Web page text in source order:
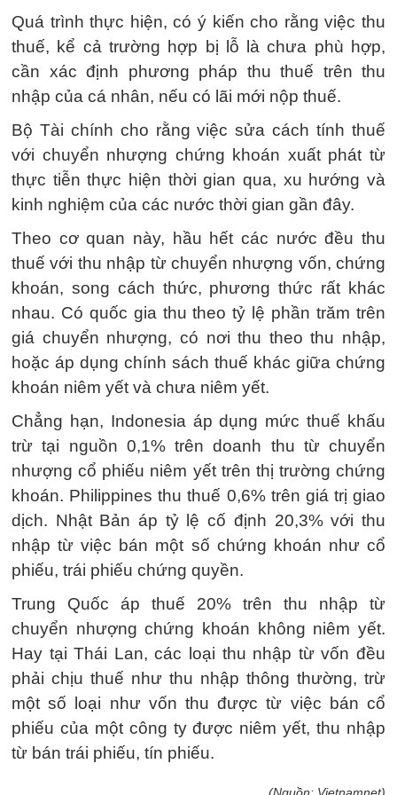
Quá trình thực hiện, có ý kiến cho rằng việc thu
thuế, kể cả trường hợp bị lỗ là chưa phù hợp,
cần xác định phương pháp thu thuế trên thu
nhập của cá nhân, nếu có lãi mới nộp thuế.
Bộ Tài chính cho rằng việc sửa cách tính thuế
với chuyển nhượng chứng khoán xuất phát từ
thực tiễn thực hiện thời gian qua, xu hướng và
kinh nghiệm của các nước thời gian gần đây.
Theo cơ quan này, hầu hết các nước đều thu
thuế với thu nhập từ chuyển nhượng vốn, chứng
khoán, song cách thức, phương thức rất khác
nhau. Có quốc gia thu theo tỷ lệ phần trăm trên
giá chuyển nhượng, có nơi thu theo thu nhập,
hoặc áp dụng chính sách thuế khác giữa chứng
khoán niêm yết và chưa niêm yết.
Chẳng hạn, Indonesia áp dụng mức thuế khấu
trừ tại nguồn 0,1% trên doanh thu từ chuyển
nhượng cổ phiếu niêm yết trên thị trường chứng
khoán. Philippines thu thuế 0,6% trên giá trị giao
dịch. Nhật Bản áp tỷ lệ cố định 20,3% với thu
nhập từ việc bán một số chứng khoán như cổ
phiếu, trái phiếu chứng quyền.
Trung Quốc áp thuế 20% trên thu nhập từ
chuyển nhượng chứng khoán không niêm yết.
Hay tại Thái Lan, các loại thu nhập từ vốn đều
phải chịu thuế như thu nhập thông thường, trừ
một số loại như vốn thu được từ việc bán cổ
phiếu của một công ty được niêm yết, thu nhập
từ bán trái phiếu, tín phiếu.